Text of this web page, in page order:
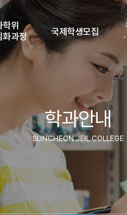
학위
화과정
위
정안내
조회
출력)
부확인
국제학생모집
입학안내
비자발급 안내
국제학생 모집학과
학과안내
SUNCHEON JEIL COLLEGE